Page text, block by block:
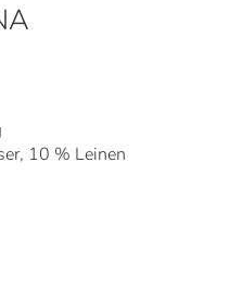
10 % Leinen